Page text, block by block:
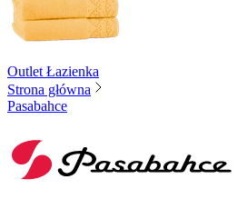
Outlet Łazienka
Strona główna
Pasabahce